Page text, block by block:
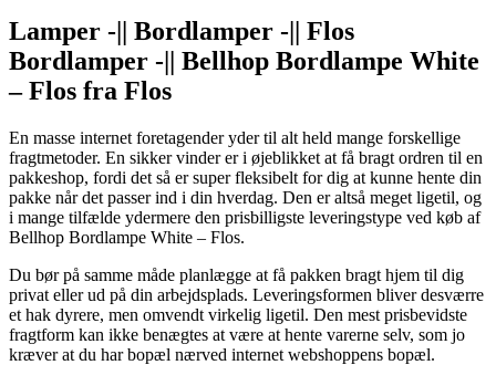
Lamper -|| Bordlamper -|| Flos
Bordlamper -|| Bellhop Bordlampe White
– Flos fra Flos
En masse internet foretagender yder til alt held mange forskellige
fragtmetoder. En sikker vinder er i øjeblikket at få bragt ordren til en
pakkeshop, fordi det så er super fleksibelt for dig at kunne hente din
pakke når det passer ind i din hverdag. Den er altså meget ligetil, og
i mange tilfælde ydermere den prisbilligste leveringstype ved køb af
Bellhop Bordlampe White – Flos.
Du bør på samme måde planlægge at få pakken bragt hjem til dig
privat eller ud på din arbejdsplads. Leveringsformen bliver desværre
et hak dyrere, men omvendt virkelig ligetil. Den mest prisbevidste
fragtform kan ikke benægtes at være at hente varerne selv, som jo
kræver at du har bopæl nærved internet webshoppens bopæl.